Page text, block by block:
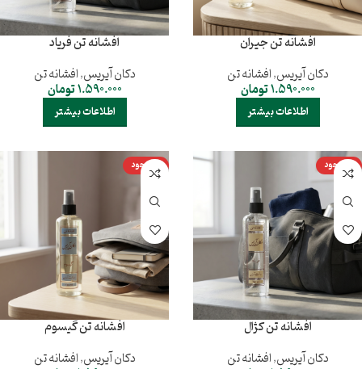
افشانه تن جیران
دکان آیریس,افشانه تن
1.590.000تومان
اطلاعات بیشتر
افشانه تن فریاد
دکان آیریس,افشانه تن
1.590.000تومان
اطلاعات بیشتر
ناموجود
افشانه تن کژال
دکان آیریس,افشانه تن
ناموجود
افشانه تن گیسوم
دکان آیریس,افشانه تن